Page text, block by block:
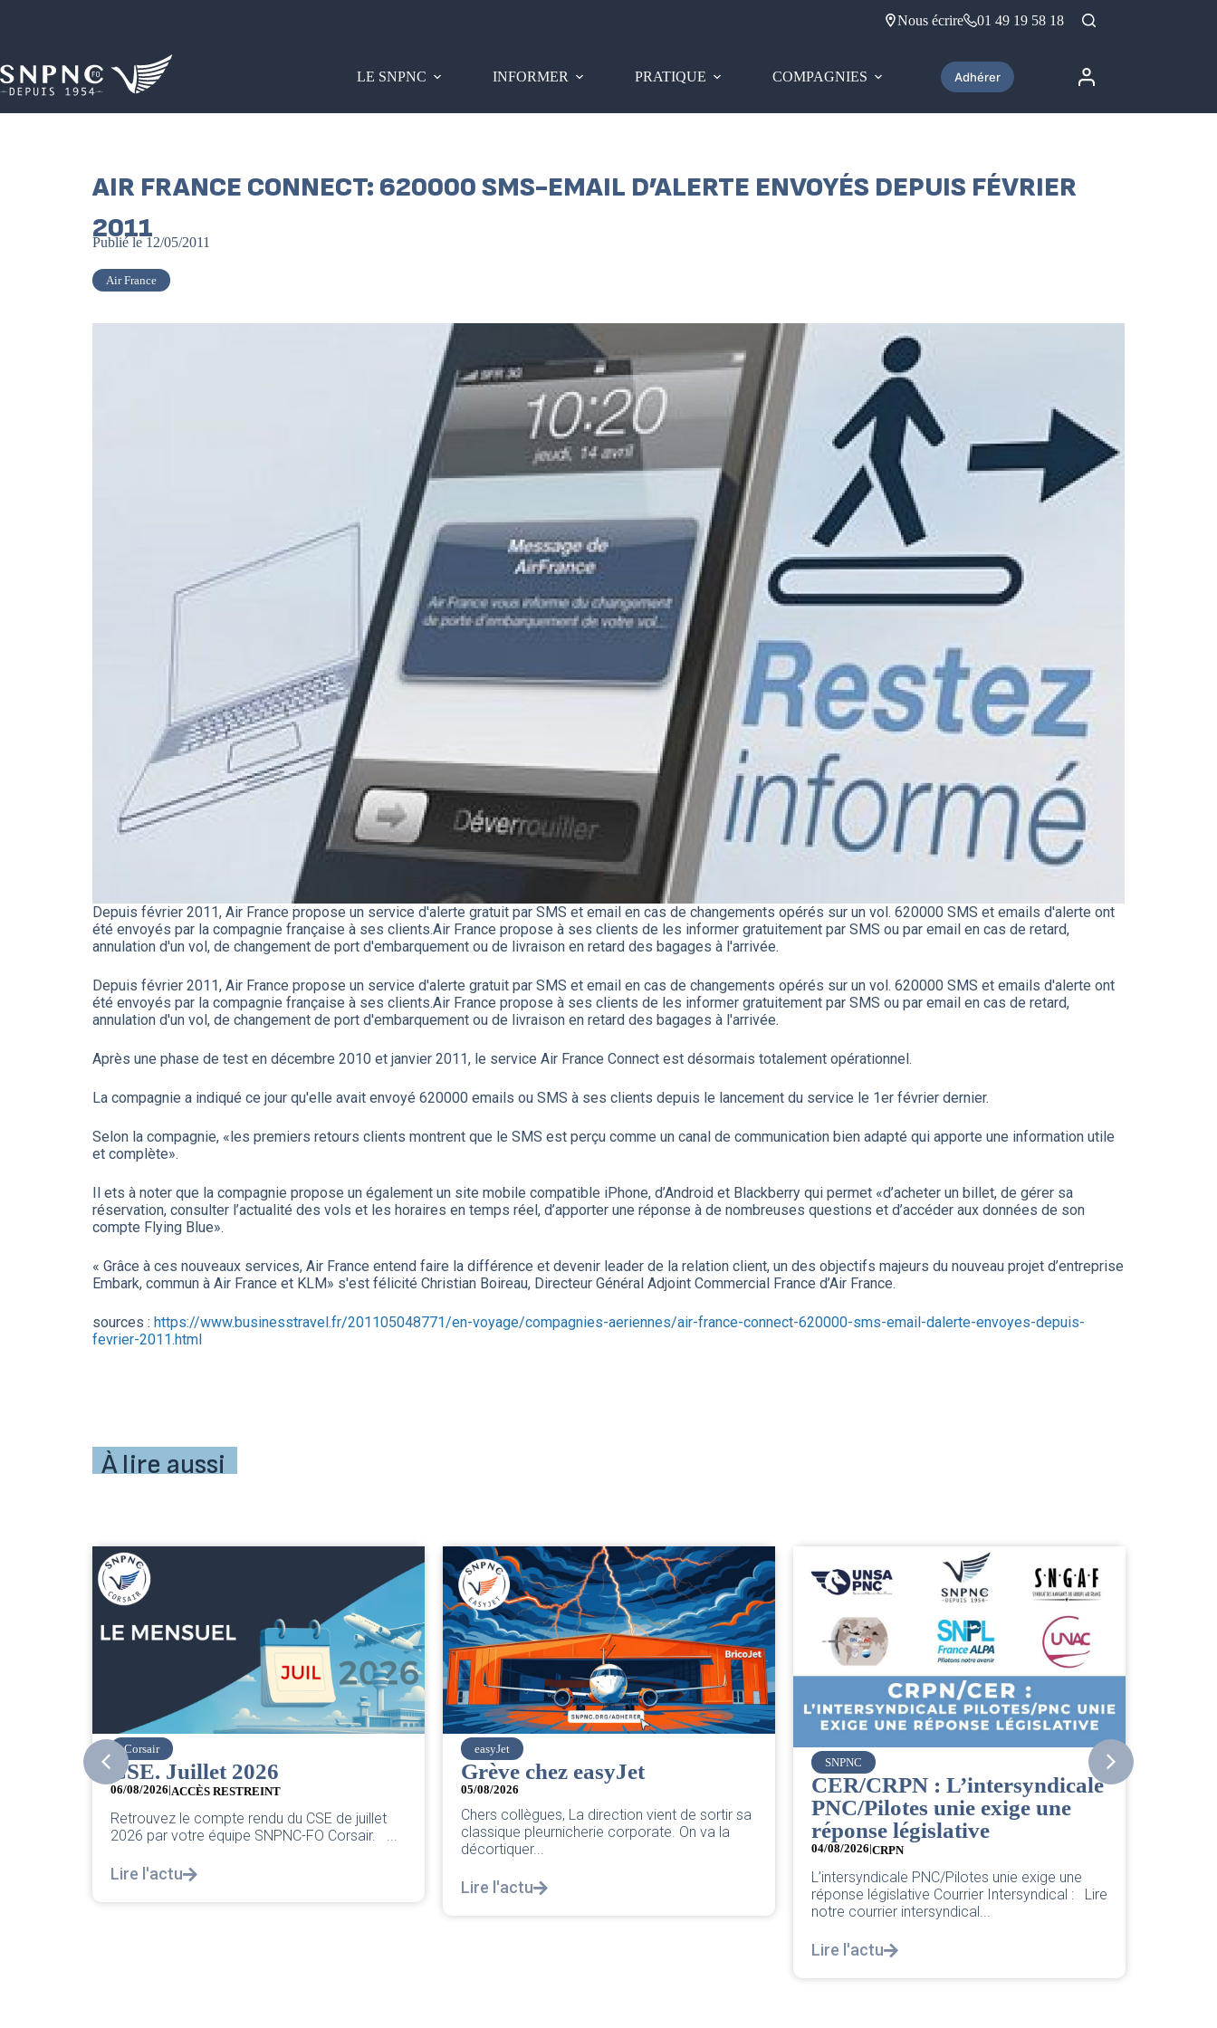
Nous écrire 01 49 19 58 18
LE SNPNC INFORMER PRATIQUE COMPAGNIES Adhérer
AIR FRANCE CONNECT: 620000 SMS-EMAIL D’ALERTE ENVOYÉS DEPUIS FÉVRIER
2011
Publié le 12/05/2011
Air France
Depuis février 2011, Air France propose un service d'alerte gratuit par SMS et email en cas de changements opérés sur un vol. 620000 SMS et emails d'alerte ont
été envoyés par la compagnie française à ses clients.Air France propose à ses clients de les informer gratuitement par SMS ou par email en cas de retard,
annulation d'un vol, de changement de port d'embarquement ou de livraison en retard des bagages à l'arrivée.
Depuis février 2011, Air France propose un service d'alerte gratuit par SMS et email en cas de changements opérés sur un vol. 620000 SMS et emails d'alerte ont
été envoyés par la compagnie française à ses clients.Air France propose à ses clients de les informer gratuitement par SMS ou par email en cas de retard,
annulation d'un vol, de changement de port d'embarquement ou de livraison en retard des bagages à l'arrivée.
Après une phase de test en décembre 2010 et janvier 2011, le service Air France Connect est désormais totalement opérationnel.
La compagnie a indiqué ce jour qu'elle avait envoyé 620000 emails ou SMS à ses clients depuis le lancement du service le 1er février dernier.
Selon la compagnie, «les premiers retours clients montrent que le SMS est perçu comme un canal de communication bien adapté qui apporte une information utile
et complète».
Il ets à noter que la compagnie propose un également un site mobile compatible iPhone, d’Android et Blackberry qui permet «d’acheter un billet, de gérer sa
réservation, consulter l’actualité des vols et les horaires en temps réel, d’apporter une réponse à de nombreuses questions et d’accéder aux données de son
compte Flying Blue».
« Grâce à ces nouveaux services, Air France entend faire la différence et devenir leader de la relation client, un des objectifs majeurs du nouveau projet d’entreprise
Embark, commun à Air France et KLM» s'est félicité Christian Boireau, Directeur Général Adjoint Commercial France d’Air France.
sources : https://www.businesstravel.fr/201105048771/en-voyage/compagnies-aeriennes/air-france-connect-620000-sms-email-dalerte-envoyes-depuis-
fevrier-2011.html
À lire aussi
du CSE de juillet
SNPNC-FO Corsair. ...
Grève chez easyJet
05/08/2026
Chers collègues, La direction vient de sortir sa
classique pleurnicherie corporate. On va la
décortiquer...
SNPNC
CER/CRPN : L’intersyndicale
PNC/Pilotes unie exige une
réponse législative
L’intersyndicale PNC/Pilotes unie exige une
réponse législative Courrier Intersyndical : Lire
Vueling
Bienvenue à la nouvelle
Cheffe de Base PNC d’Orly.
04/08/2026
Pour une base plus forte et plus juste. Chère
Lire l'actu